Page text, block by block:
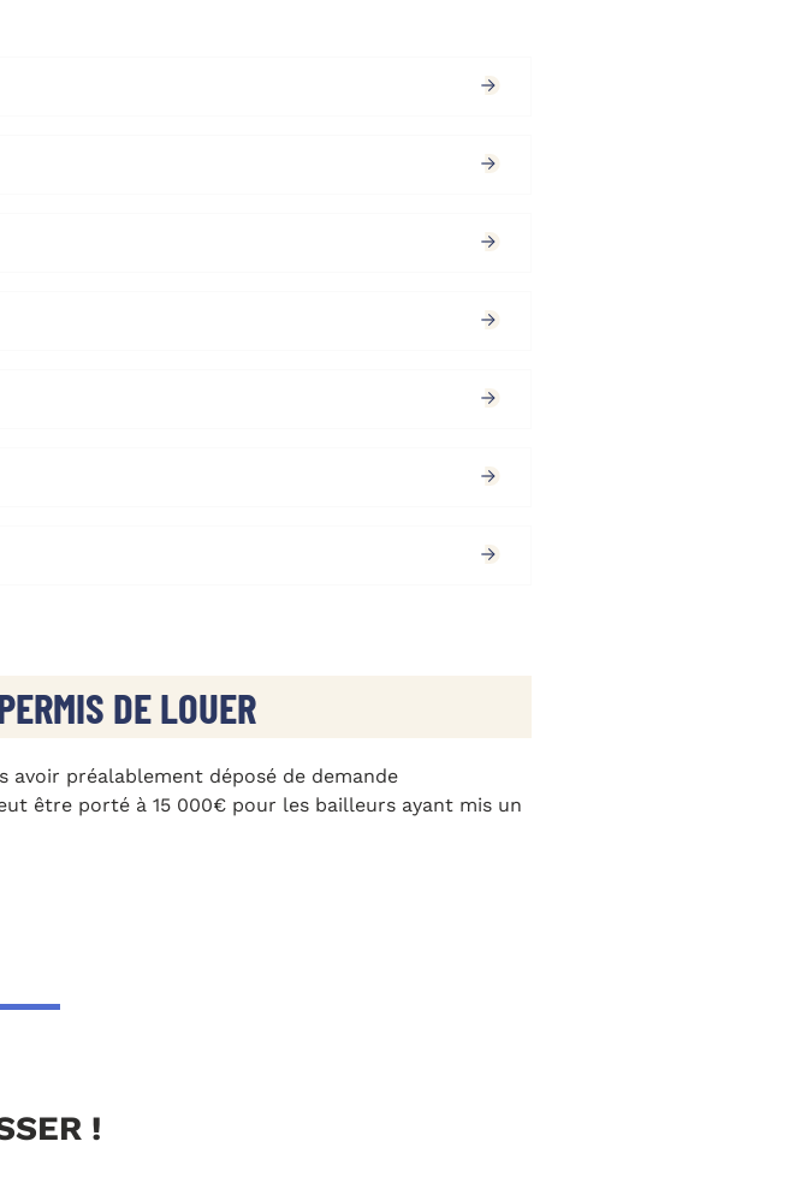
DE LOUER
avoir préalablement déposé de demande
être porté à 15 000€ pour les bailleurs ayant mis un
!